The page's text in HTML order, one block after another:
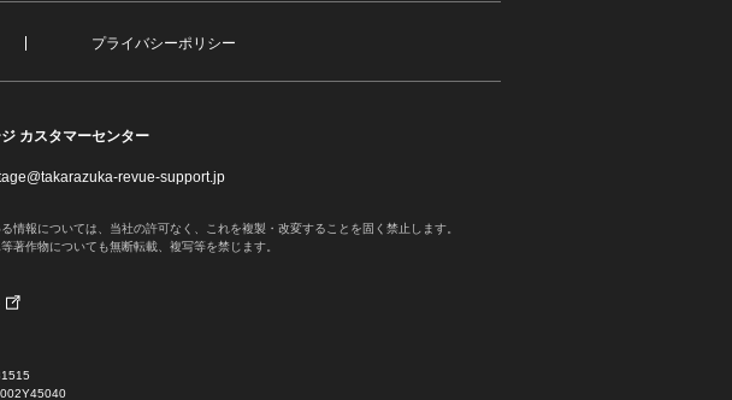
プライバシーポリシー
カスタマーセンター
revue-support.jp
報については、当社の許可なく、これを複製・改変することを固く禁止します。
著作物についても無断転載、複写等を禁じます。